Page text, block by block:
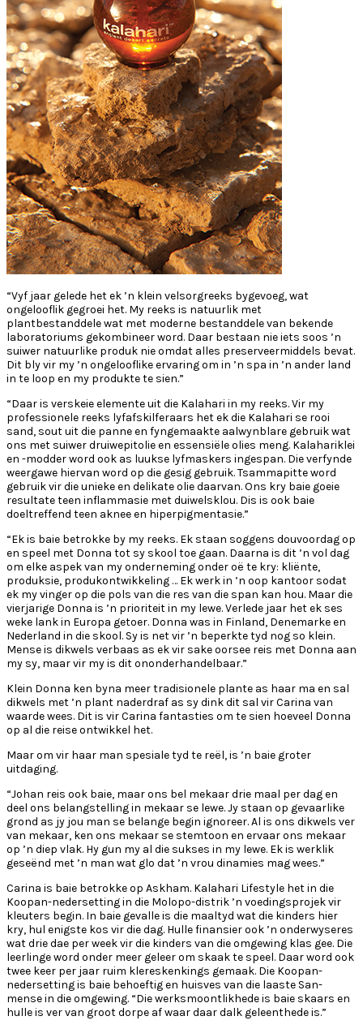
“Vyf jaar gelede het ek ’n klein velsorgreeks bygevoeg, wat
ongelooflik gegroei het. My reeks is natuurlik met
plantbestanddele wat met moderne bestanddele van bekende
laboratoriums gekombineer word. Daar bestaan nie iets soos ’n
suiwer natuurlike produk nie omdat alles preserveermiddels bevat.
Dit bly vir my ’n ongelooflike ervaring om in ’n spa in ’n ander land
in te loop en my produkte te sien.”
“Daar is verskeie elemente uit die Kalahari in my reeks. Vir my
professionele reeks lyfafskilferaars het ek die Kalahari se rooi
sand, sout uit die panne en fyngemaakte aalwynblare gebruik wat
ons met suiwer druiwepitolie en essensiële olies meng. Kalahariklei
en -modder word ook as luukse lyfmaskers ingespan. Die verfynde
weergawe hiervan word op die gesig gebruik. Tsammapitte word
gebruik vir die unieke en delikate olie daarvan. Ons kry baie goeie
resultate teen inflammasie met duiwelsklou. Dis is ook baie
doeltreffend teen aknee en hiperpigmentasie.”
“Ek is baie betrokke by my reeks. Ek staan soggens douvoordag op
en speel met Donna tot sy skool toe gaan. Daarna is dit ’n vol dag
om elke aspek van my onderneming onder oë te kry: kliënte,
produksie, produkontwikkeling … Ek werk in ’n oop kantoor sodat
ek my vinger op die pols van die res van die span kan hou. Maar die
vierjarige Donna is ’n prioriteit in my lewe. Verlede jaar het ek ses
weke lank in Europa getoer. Donna was in Finland, Denemarke en
Nederland in die skool. Sy is net vir ’n beperkte tyd nog so klein.
Mense is dikwels verbaas as ek vir sake oorsee reis met Donna aan
my sy, maar vir my is dit ononderhandelbaar.”
Klein Donna ken byna meer tradisionele plante as haar ma en sal
dikwels met ’n plant naderdraf as sy dink dit sal vir Carina van
waarde wees. Dit is vir Carina fantasties om te sien hoeveel Donna
op al die reise ontwikkel het.
Maar om vir haar man spesiale tyd te reël, is ’n baie groter
uitdaging.
“Johan reis ook baie, maar ons bel mekaar drie maal per dag en
deel ons belangstelling in mekaar se lewe. Jy staan op gevaarlike
grond as jy jou man se belange begin ignoreer. Al is ons dikwels ver
van mekaar, ken ons mekaar se stemtoon en ervaar ons mekaar
op ’n diep vlak. Hy gun my al die sukses in my lewe. Ek is werklik
geseënd met ’n man wat glo dat ’n vrou dinamies mag wees.”
Carina is baie betrokke op Askham. Kalahari Lifestyle het in die
Koopan-nedersetting in die Molopo-distrik ’n voedingsprojek vir
kleuters begin. In baie gevalle is die maaltyd wat die kinders hier
kry, hul enigste kos vir die dag. Hulle finansier ook ’n onderwyseres
wat drie dae per week vir die kinders van die omgewing klas gee. Die
leerlinge word onder meer geleer om skaak te speel. Daar word ook
twee keer per jaar ruim klereskenkings gemaak. Die Koopan-
nedersetting is baie behoeftig en huisves van die laaste San-
mense in die omgewing. “Die werksmoontlikhede is baie skaars en
hulle is ver van groot dorpe af waar daar dalk geleenthede is.”